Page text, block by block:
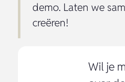
demo. Laten we
creëren!
Wil je